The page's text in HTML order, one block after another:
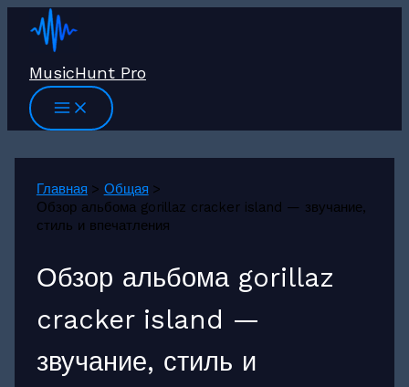
Перейти
MusicHunt Pro
Главная
Общая
Обзор альбома gorillaz cracker island — звучание,
стиль и впечатления
Обзор альбома gorillaz
cracker island —
звучание, стиль и